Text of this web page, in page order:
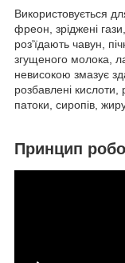
Використовується
фреон, зріджені
роз'їдають чавун,
згущеного молока,
невисокою змазує
розбавлені кислоти,
патоки, сиропів,
Принцип